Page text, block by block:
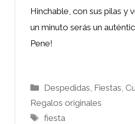
Hinchable, con sus pilas y
un minuto serás un
Pene!
Categorías
Despedidas, Fiestas,
Regalos originales
Etiquetas
fiesta